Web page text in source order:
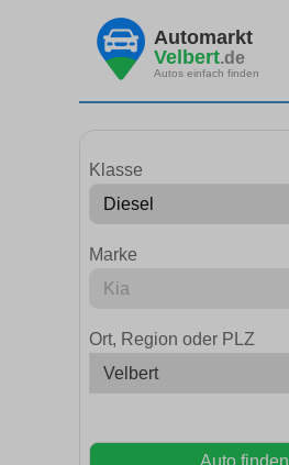
Automarkt
Velbert.de
Autos einfach finden
Klasse
Marke
Ort, Region oder PLZ
Auto finden